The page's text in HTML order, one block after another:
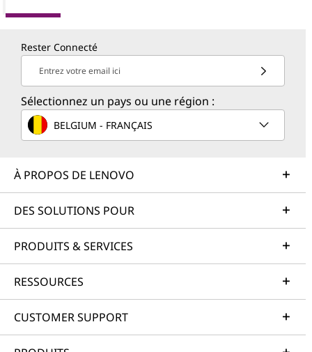
Rester Connecté
Entrez votre email ici
Sélectionnez un pays ou une région :
BELGIUM - FRANÇAIS
À PROPOS DE LENOVO
DES SOLUTIONS POUR
PRODUITS & SERVICES
RESSOURCES
CUSTOMER SUPPORT